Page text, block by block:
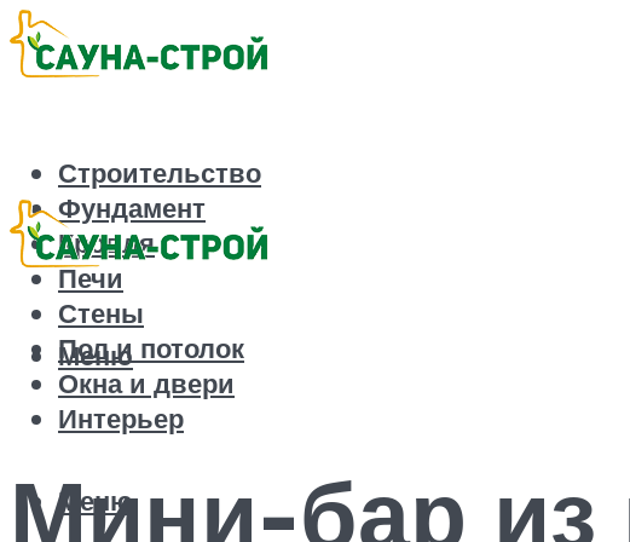
Строительство
Фундамент
Кровля
Печи
Стены
Пол и потолок
Окна и двери
Интерьер
Меню
Меню
Мини-бар из